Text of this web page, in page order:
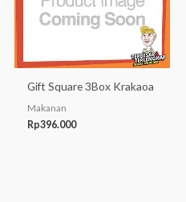
Gift Square 3Box Krakaoa
Makanan
Rp396.000